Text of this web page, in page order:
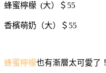
蜂蜜檸檬 (大）＄55
香檳萌奶（大）＄55
蜂蜜檸檬也有漸層太可愛了！